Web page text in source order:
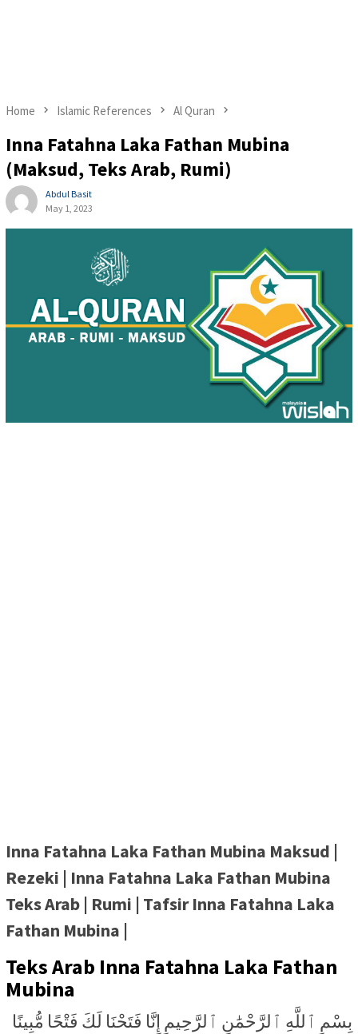
Home Islamic References Al Quran
Inna Fatahna Laka Fathan Mubina
(Maksud, Teks Arab, Rumi)
Abdul Basit
May 1, 2023
Inna Fatahna Laka Fathan Mubina Maksud |
Rezeki | Inna Fatahna Laka Fathan Mubina
Teks Arab | Rumi | Tafsir Inna Fatahna Laka
Fathan Mubina |
Teks Arab Inna Fatahna Laka Fathan
Mubina
بِسْمِ ٱللَّهِ ٱلرَّحْمَٰنِ ٱلرَّحِيمِ إِنَّا فَتَحْنَا لَكَ فَتْحًا مُّبِينًا